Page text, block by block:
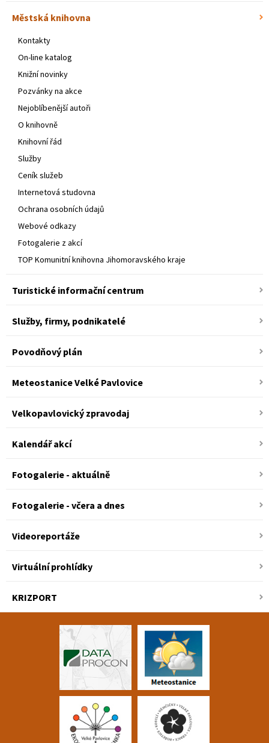
Městská knihovna
Kontakty
On-line katalog
Knižní novinky
Pozvánky na akce
Nejoblíbenější autoři
O knihovně
Knihovní řád
Služby
Ceník služeb
Internetová studovna
Ochrana osobních údajů
Webové odkazy
Fotogalerie z akcí
TOP Komunitní knihovna Jihomoravského kraje
Turistické informační centrum
Služby, firmy, podnikatelé
Povodňový plán
Meteostanice Velké Pavlovice
Velkopavlovický zpravodaj
Kalendář akcí
Fotogalerie - aktuálně
Fotogalerie - včera a dnes
Videoreportáže
Virtuální prohlídky
KRIZPORT